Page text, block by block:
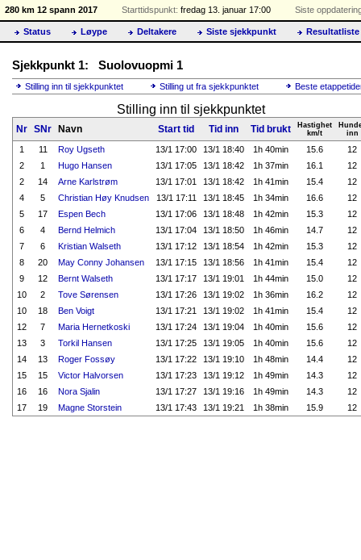
280 km 12 spann 2017 Starttidspunkt: fredag 13. januar 17:00 Siste
Status Løype Deltakere Siste sjekkpunkt Resultatliste
Sjekkpunkt 1: Suolovuopmi 1
Stilling inn til sjekkpunktet Stilling ut fra sjekkpunktet Beste
Stilling inn til sjekkpunktet
Nr SNr Navn Start tid Tid inn Tid brukt
Hastighet
km/t
inn
1 11 Roy Ugseth 13/1 17:00 13/1 18:40 1h 40min 15.6
12
2
1 Hugo Hansen 13/1 17:05 13/1 18:42 1h 37min 16.1
12
2
14 Arne Karlstrøm 13/1 17:01 13/1 18:42 1h 41min 15.4
12
4
5 Christian Høy Knudsen 13/1 17:11 13/1 18:45 1h 34min 16.6
12
5
17 Espen Bech 13/1 17:06 13/1 18:48 1h 42min 15.3
12
6
4 Bernd Helmich 13/1 17:04 13/1 18:50 1h 46min 14.7
12
7
6 Kristian Walseth 13/1 17:12 13/1 18:54 1h 42min 15.3
12
8
20 May Conny Johansen 13/1 17:15 13/1 18:56 1h 41min 15.4
12
9
12 Bernt Walseth 13/1 17:17 13/1 19:01 1h 44min 15.0
12
10
2 Tove Sørensen 13/1 17:26 13/1 19:02 1h 36min 16.2
12
10
18 Ben Voigt 13/1 17:21 13/1 19:02 1h 41min 15.4
12
12
7 Maria Hernetkoski 13/1 17:24 13/1 19:04 1h 40min 15.6
12
13
3 Torkil Hansen 13/1 17:25 13/1 19:05 1h 40min 15.6
12
14
13 Roger Fossøy 13/1 17:22 13/1 19:10 1h 48min 14.4
12
15
15 Victor Halvorsen 13/1 17:23 13/1 19:12 1h 49min 14.3
12
16
16 Nora Sjalin 13/1 17:27 13/1 19:16 1h 49min 14.3
12
17
19 Magne Storstein 13/1 17:43 13/1 19:21 1h 38min 15.9 12